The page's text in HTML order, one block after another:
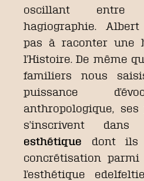
oscillant
hagiographie. Albert
pas à raconter une
l’Histoire. De même
familiers nous
puissance
anthropologique,
s’inscrivent
esthétique dont ils
concrétisation parmi
l’esthétique